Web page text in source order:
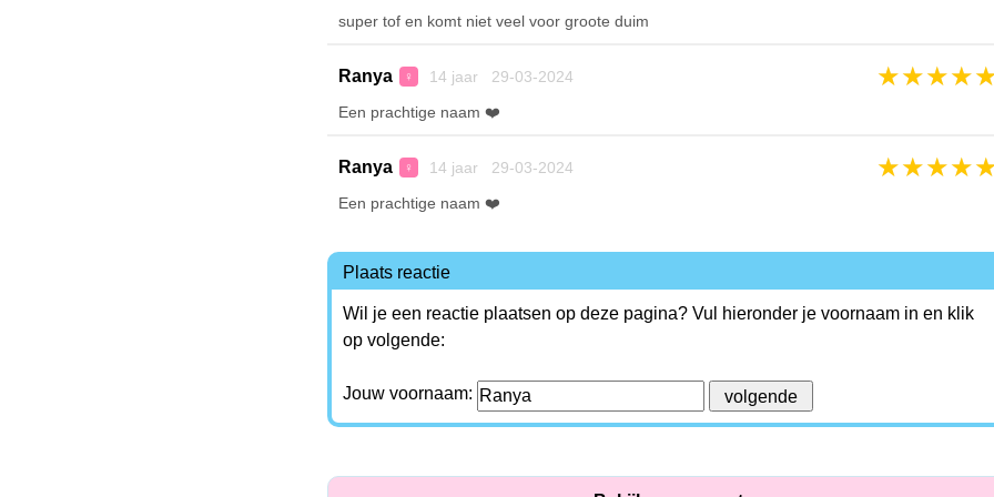
super tof en komt niet veel voor groote duim
Ranya ♀ 14 jaar 29-03-2024 ★★★★
Een prachtige naam ❤️‍
Ranya ♀ 14 jaar 29-03-2024 ★★★★
Een prachtige naam ❤️‍
Plaats reactie
Wil je een reactie plaatsen op deze pagina? Vul hieronder je voornaam in en klik
op volgende:
Jouw voornaam: